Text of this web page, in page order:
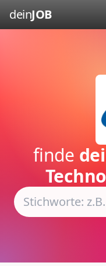
deinJOB
finde